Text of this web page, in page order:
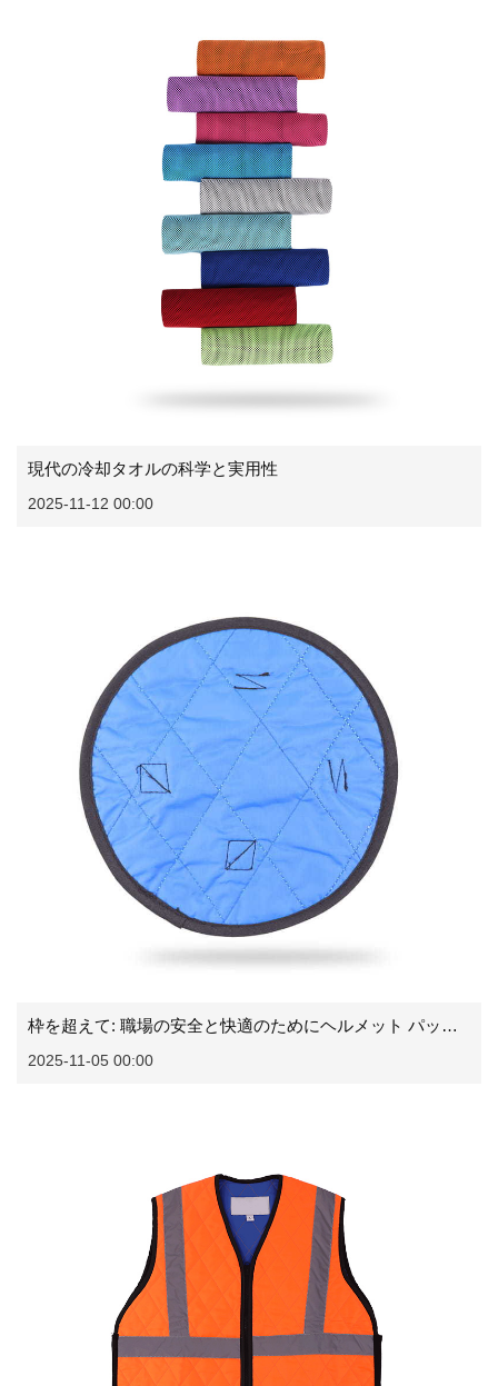
現代の冷却タオルの科学と実用性
2025-11-12 00:00
枠を超えて: 職場の安全と快適のためにヘルメット パッドが不可欠な理由
2025-11-05 00:00